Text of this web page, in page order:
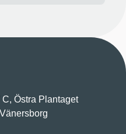
Östra Plantaget